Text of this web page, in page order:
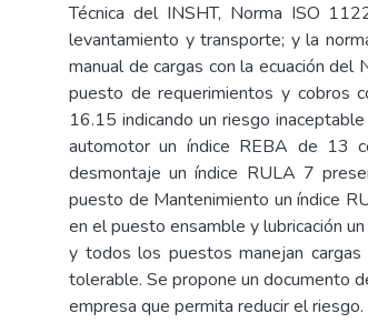
Técnica del INSHT, Norma ISO
levantamiento y transporte; y la
manual de cargas con la ecuación
puesto de requerimientos y cobros
16.15 indicando un riesgo
automotor un índice REBA de 13
desmontaje un índice RULA 7
puesto de Mantenimiento un índice
en el puesto ensamble y lubricación
y todos los puestos manejan
tolerable. Se propone un documento
empresa que permita reducir el riesgo.